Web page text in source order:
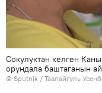
Сокулуктан келген
орундала баштаганын
© Sputnik / Таалайгуль